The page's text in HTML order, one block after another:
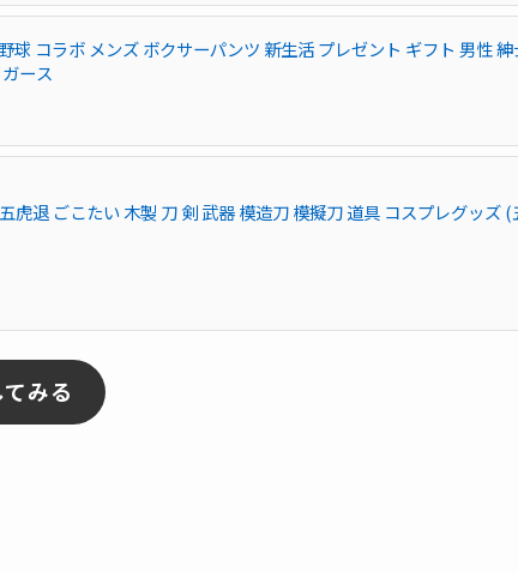
コラボ メンズ ボクサーパンツ 新生活 プレゼント ギフト 男性 紳
ース
退 ごこたい 木製 刀 剣 武器 模造刀 模擬刀 道具 コスプレグッズ (
みる